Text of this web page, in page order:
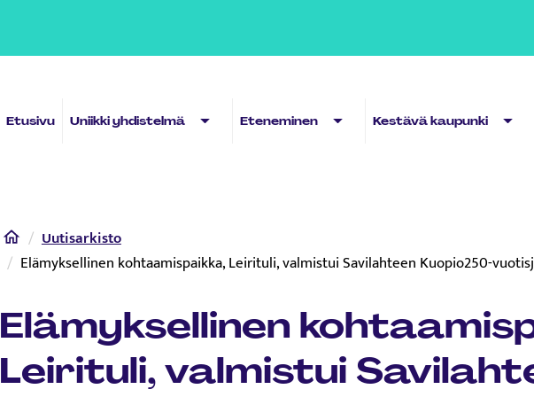
Etusivu Uniikki yhdistelmä Sub menuEteneminen Sub menuKestävä kaupunki Sub
HomeUutisarkisto
Elämyksellinen kohtaamispaikka, Leirituli, valmistui Savilahteen Kuopio250-
Elämyksellinen
Leirituli, valmistui